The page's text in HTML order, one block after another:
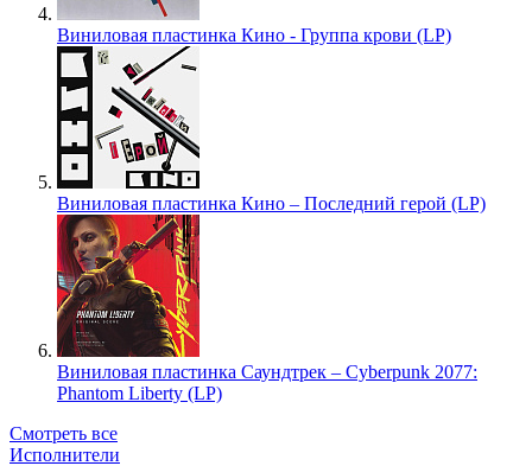
Виниловая пластинка Кино - Группа крови (LP)
Виниловая пластинка Кино – Последний герой (LP)
Виниловая пластинка Саундтрек – Cyberpunk 2077:
Phantom Liberty (LP)
Смотреть все
Исполнители